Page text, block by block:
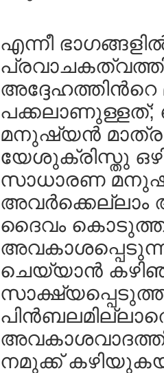
എന്നീ
പക്കലാണുള്ളത്;
മനുഷ്യന്‍
യേശുക്രിസ്തു
സാധാരണ
ദൈവം
ചെയ്യാന്‍
നമുക്ക്‌